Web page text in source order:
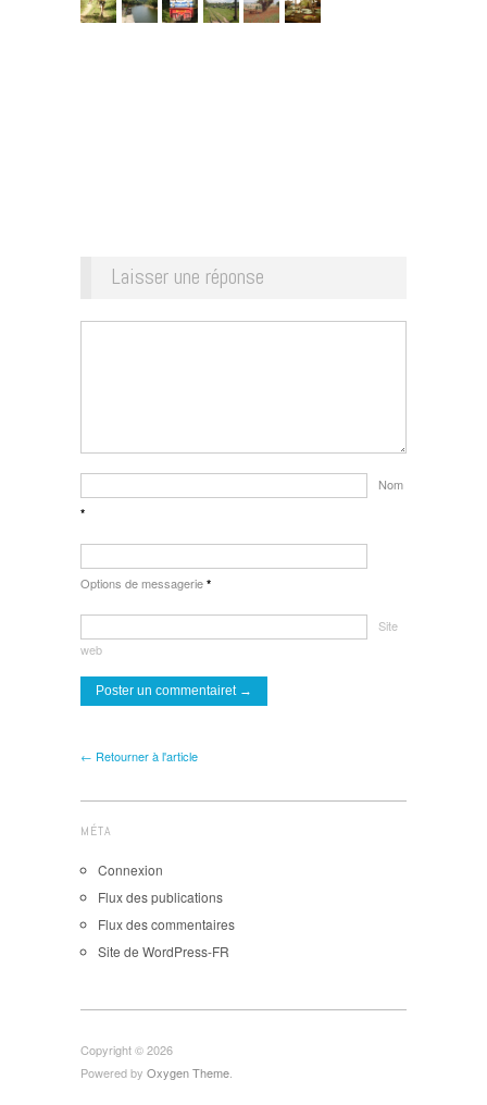
Laisser une réponse
Nom
*
Options de messagerie *
Site
web
← Retourner à l'article
MÉTA
Connexion
Flux des publications
Flux des commentaires
Site de WordPress-FR
Copyright © 2026
Powered by Oxygen Theme